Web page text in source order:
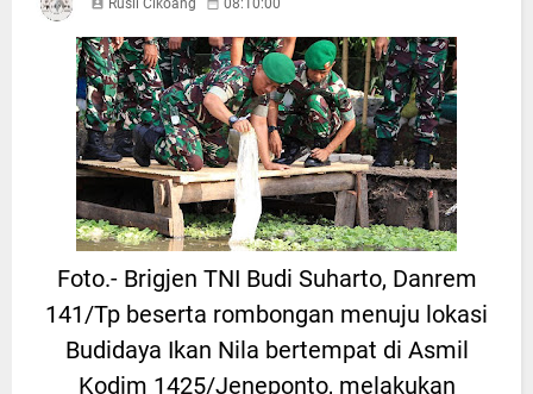
Rusli Cikoang 08:10:00
Foto.- Brigjen TNI Budi Suharto, Danrem
141/Tp beserta rombongan menuju lokasi
Budidaya Ikan Nila bertempat di Asmil
Kodim 1425/Jeneponto, melakukan